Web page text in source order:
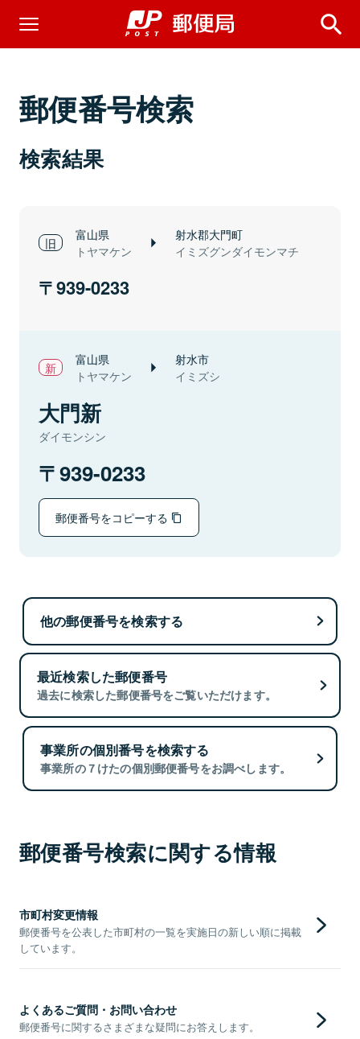
郵便番号検索
検索結果
富山県
トヤマケン
射水郡大門町
イミズグンダイモンマチ
939-0233
富山県
トヤマケン
射水市
イミズシ
大門新
ダイモンシン
939-0233
郵便番号をコピーする
他の郵便番号を検索する
最近検索した郵便番号
過去に検索した郵便番号をご覧いただけます。
事業所の個別番号を検索する
事業所の７けたの個別郵便番号をお調べします。
郵便番号検索に関する情報
市町村変更情報
郵便番号を公表した市町村の一覧を実施日の新しい順に掲載
しています。
よくあるご質問・お問い合わせ
郵便番号に関するさまざまな疑問にお答えします。